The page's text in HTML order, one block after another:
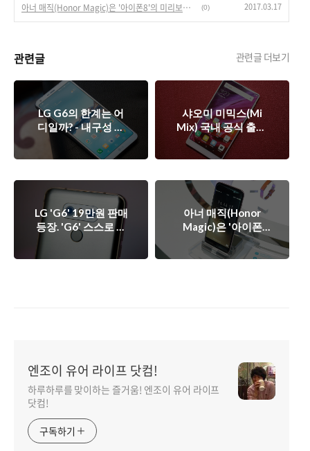
아너 매직(Honor Magic)은 '아이폰8'의 미리보기? 확실히 눈여겨 볼 만 한 제품. (0) 2017.03.17
관련글 관련글 더보기
LG G6의 한계는 어
디일까? - 내구성 테
스트(긁고 태우고 구
부리고)
샤오미 미믹스(Mi
Mix) 국내 공식 출시.
가격 경쟁력 살아있
나?
LG 'G6' 19만원 판매
등장. 'G6' 스스로 무
덤 파는격?
아너 매직(Honor
Magic)은 '아이폰
8'의 미리보기? 확실
히 눈여겨 볼 만 한 제
엔조이 유어 라이프 닷컴!
하루하루를 맞이하는 즐거움! 엔조이 유어 라이프
닷컴!
구독하기